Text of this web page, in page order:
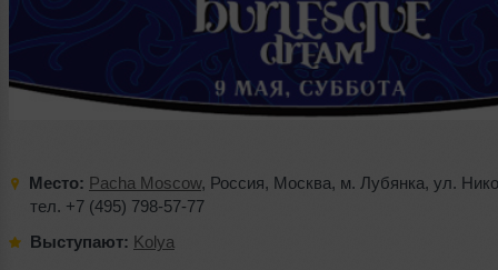
Место: Pacha Moscow, Россия, Москва, м. Лубянка, ул.
тел. +7 (495) 798-57-77
Выступают: Kolya